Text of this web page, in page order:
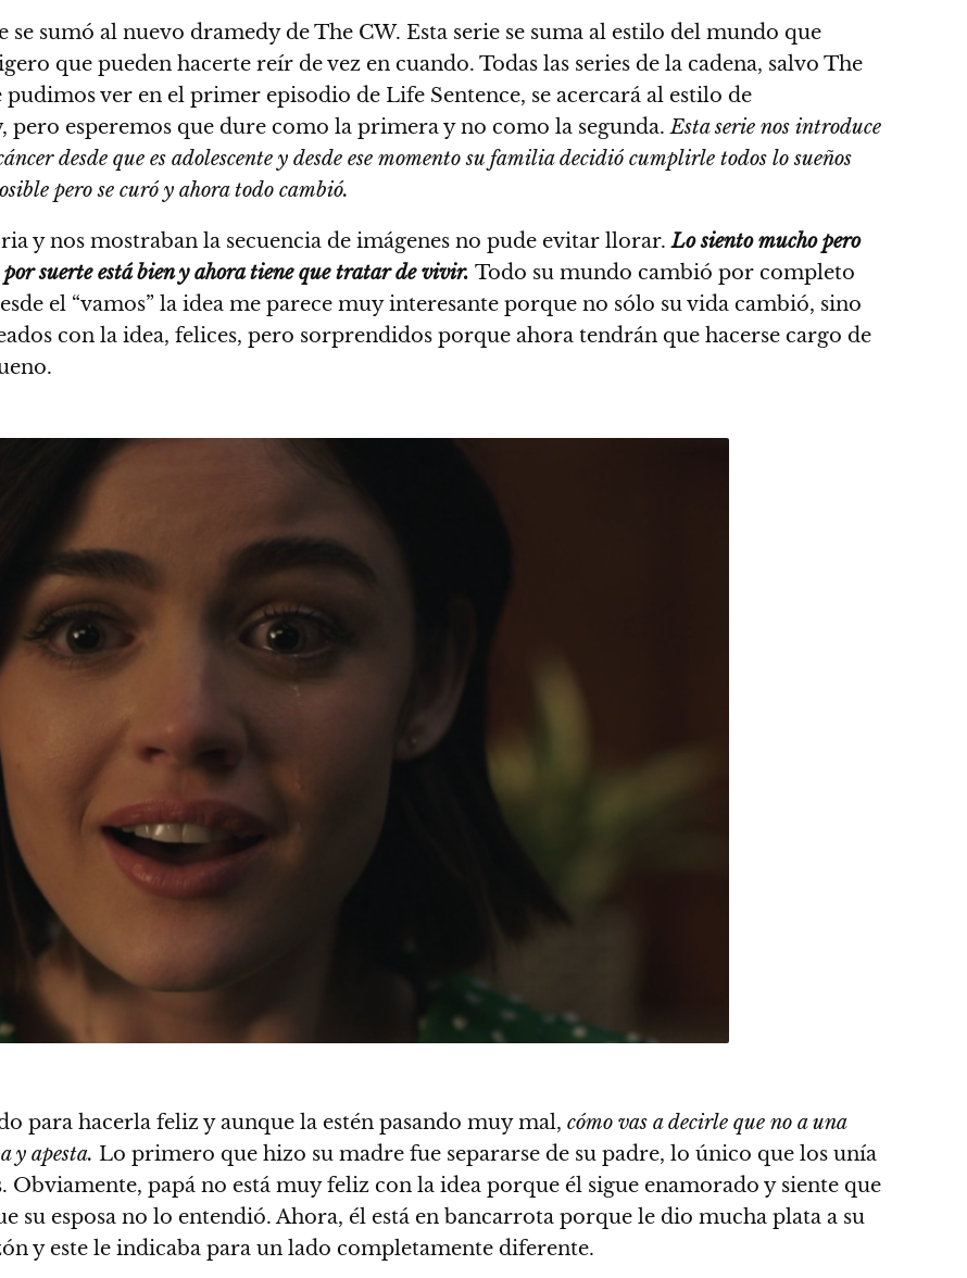
sumó al nuevo dramedy de The CW. Esta serie se suma al estilo del mundo que
que pueden hacerte reír de vez en cuando. Todas las series de la cadena, salvo The
ver en el primer episodio de Life Sentence, se acercará al estilo de
esperemos que dure como la primera y no como la segunda.Esta serie nos introduce
desde que es adolescente y desde ese momento su familia decidió cumplirle todos lo sueños
pero se curó y ahora todo cambió.
y nos mostraban la secuencia de imágenes no pude evitar llorar. Lo siento mucho pero
suerte está bien y ahora tiene que tratar de vivir. Todo su mundo cambió por completo
el “vamos” la idea me parece muy interesante porque no sólo su vida cambió, sino
con la idea, felices, pero sorprendidos porque ahora tendrán que hacerse cargo de
para hacerla feliz y aunque la estén pasando muy mal, cómo vas a decirle que no a una
y apesta. Lo primero que hizo su madre fue separarse de su padre, lo único que los unía
Obviamente, papá no está muy feliz con la idea porque él sigue enamorado y siente que
su esposa no lo entendió. Ahora, él está en bancarrota porque le dio mucha plata a su
y este le indicaba para un lado completamente diferente.